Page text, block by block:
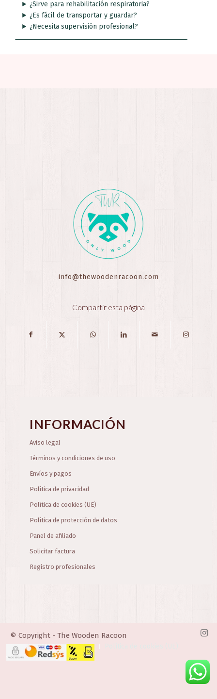
¿Sirve para rehabilitación respiratoria?
¿Es fácil de transportar y guardar?
¿Necesita supervisión profesional?
info@thewoodenracoon.com
Compartir esta página
INFORMACIÓN
Aviso legal
Términos y condiciones de uso
Envíos y pagos
Política de privacidad
Política de cookies (UE)
Política de protección de datos
Panel de afiliado
Solicitar factura
Registro profesionales
© Copyright - The Wooden Racoon